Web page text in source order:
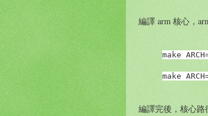
編譯 arm 核心，
make
make
編譯完後，核心路